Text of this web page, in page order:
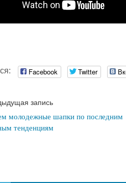
Facebook Twitter
запись
молодежные шапки по последним
тенденциям